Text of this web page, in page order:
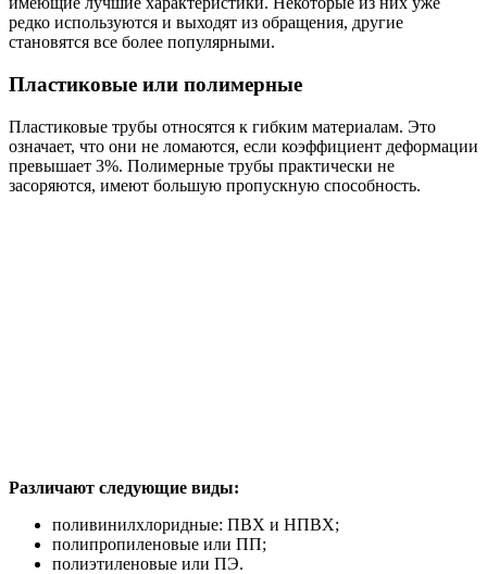
редко используются и выходят из обращения, другие
становятся все более популярными.
Пластиковые или полимерные
Пластиковые трубы относятся к гибким материалам. Это
означает, что они не ломаются, если коэффициент деформации
превышает 3%. Полимерные трубы практически не
засоряются, имеют большую пропускную способность.
Различают следующие виды:
поливинилхлоридные: ПВХ и НПВХ;
полипропиленовые или ПП;
полиэтиленовые или ПЭ.